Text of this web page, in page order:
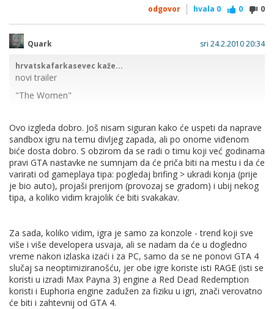
odgovor hvala 0 0 0
Quark sri 24.2.2010 20:34
hrvatskafarkasevec kaže...
novi trailer
"The Women"
http://www.thesixthaxis.com/2010/02/24/red-dead-
redemption-the-women/
Ovo izgleda dobro. Još nisam siguran kako će uspeti da naprave
sandbox igru na temu divljeg zapada, ali po onome viđenom
biće dosta dobro. S obzirom da se radi o timu koji već godinama
pravi GTA nastavke ne sumnjam da će priča biti na mestu i da će
varirati od gameplaya tipa: pogledaj brifing > ukradi konja (prije
je bio auto), projaši prerijom (provozaj se gradom) i ubij nekog
tipa, a koliko vidim krajolik će biti svakakav.
Za sada, koliko vidim, igra je samo za konzole - trend koji sve
više i više developera usvaja, ali se nadam da će u dogledno
vreme nakon izlaska izaći i za PC, samo da se ne ponovi GTA 4
slučaj sa neoptimiziranošću, jer obe igre koriste isti RAGE (isti se
koristi u izradi Max Payna 3) engine a Red Dead Redemption
koristi i Euphoria engine zadužen za fiziku u igri, znači verovatno
će biti i zahtevnij od GTA 4.